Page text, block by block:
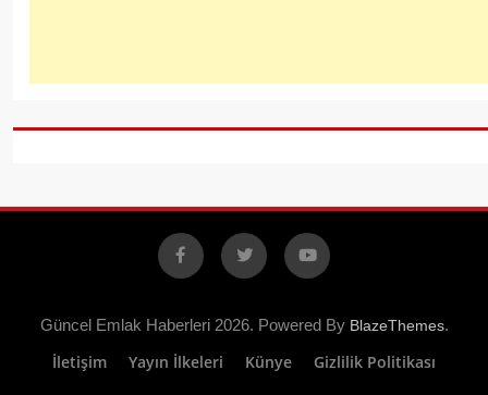
Facebook
X YouTube
Güncel Emlak Haberleri 2026. Powered By BlazeThemes.
İletişim Yayın İlkeleri Künye Gizlilik Politikası